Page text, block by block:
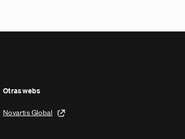
Otras webs
Novartis Global